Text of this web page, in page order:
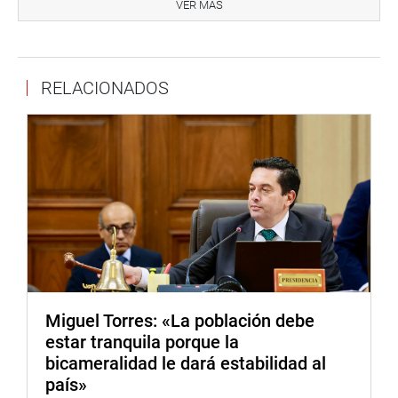
congresista Edgar Tello Montes (BM), sustentó el
proyecto de ley Nº 1702/2021-CR, por el que se propone
la ley que modifica el artículo 33 de la Ley 29944, Ley de
reforma Magisterial, modificado por el artículo 2 de la Ley
Seguidamente, el congresista José Elías Ávalos
(Podemos), sustentó su proposición legislativa para
modificar el artículo 1º de la Ley Nº 30597, Ley que
denomina Universidad Nacional de Música, al
Conservatorio Nacional de Música, y Día del Himno
Nacional.
En esa misma línea de trabajo, la legisladora Francis
Paredes Castro (BM), sustentó una iniciativa de ley de su
autoría proyecto de ley Nº 1927/2021-CR, que propone la
ley que modifica el artículo 33 de la Ley 29944 ley de
VER MÁS
RELACIONADOS
Miguel Torres: «La población debe
estar tranquila porque la
bicameralidad le dará estabilidad al
país»